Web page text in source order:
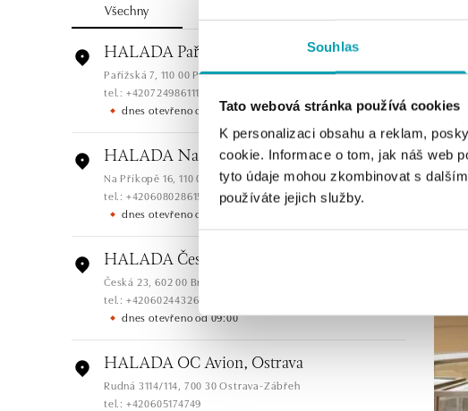
Souhlas
Tato webová stránka používá cookies
K personalizaci obsahu a reklam,
cookie. Informace o tom, jak náš web
tyto údaje mohou zkombinovat s
používáte jejich služby.
Všechny
HALADA Pařížská, Praha
Pařížská 7, 110 00 Praha 1
tel.: +420724986111
dnes otevřeno od 10:00
HALADA Na Příkopě, Praha
Na Příkopě 16, 110 00 Praha 1
tel.: +420608028615
dnes otevřeno od 09:00
HALADA Česká, Brno
Česká 23, 602 00 Brno
tel.: +420602443261
dnes otevřeno od 09:00
HALADA OC Avion, Ostrava
Rudná 3114/114, 700 30 Ostrava-Zábřeh
tel.: +420605174749